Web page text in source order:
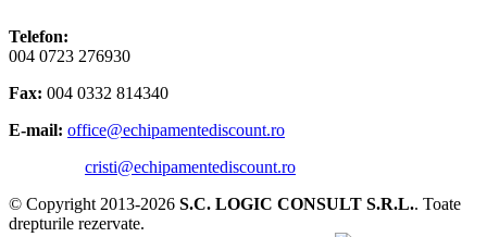
Telefon:
004 0723 276930
Fax: 004 0332 814340
E-mail: office@echipamentediscount.ro
cristi@echipamentediscount.ro
© Copyright 2013-2026 S.C. LOGIC CONSULT S.R.L.. Toate
drepturile rezervate.